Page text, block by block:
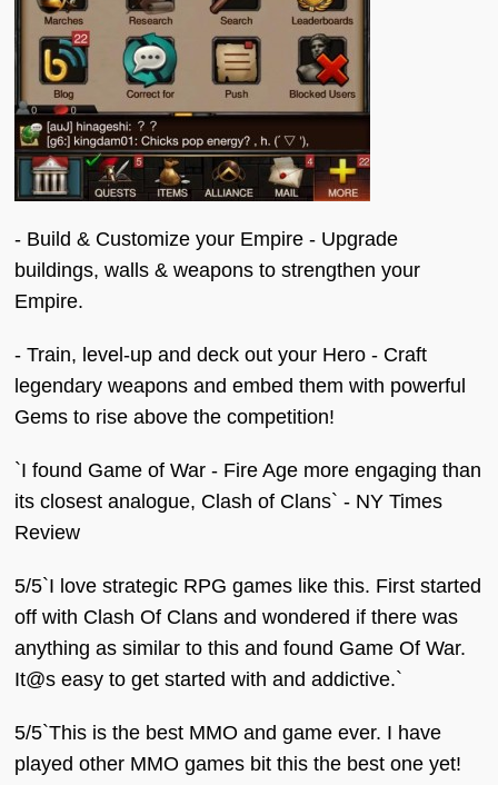
- Build & Customize your Empire - Upgrade
buildings, walls & weapons to strengthen your
Empire.
- Train, level-up and deck out your Hero - Craft
legendary weapons and embed them with powerful
Gems to rise above the competition!
`I found Game of War - Fire Age more engaging than
its closest analogue, Clash of Clans` - NY Times
Review
5/5`I love strategic RPG games like this. First started
off with Clash Of Clans and wondered if there was
anything as similar to this and found Game Of War.
It@s easy to get started with and addictive.`
5/5`This is the best MMO and game ever. I have
played other MMO games bit this the best one yet!